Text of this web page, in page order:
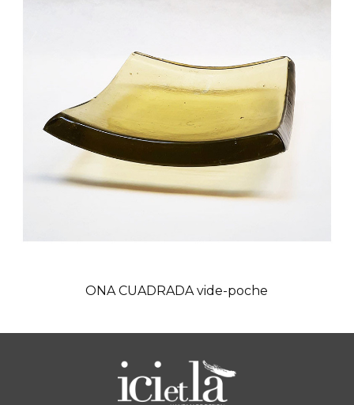
ONA CUADRADA vide-poche